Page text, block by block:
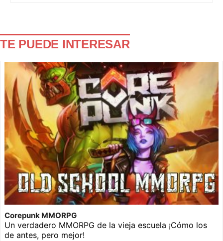
TE PUEDE INTERESAR
Corepunk MMORPG
Un verdadero MMORPG de la vieja escuela ¡Cómo los
de antes, pero mejor!